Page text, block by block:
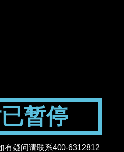
暂停
有疑问请联系400-6312812